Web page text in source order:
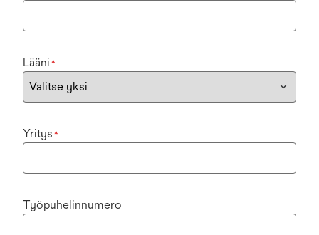
Lääni *
Yritys *
Työpuhelinnumero